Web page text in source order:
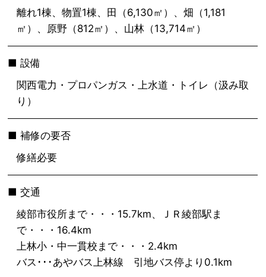
離れ1棟、物置1棟、田（6,130㎡）、畑（1,181
㎡）、原野（812㎡）、山林（13,714㎡）
設備
関西電力・プロパンガス・上水道・トイレ（汲み取
り）
補修の要否
修繕必要
交通
綾部市役所まで・・・15.7km、ＪＲ綾部駅ま
で・・・16.4km
上林小・中一貫校まで・・・2.4km
バス･･･あやバス上林線 引地バス停より0.1km